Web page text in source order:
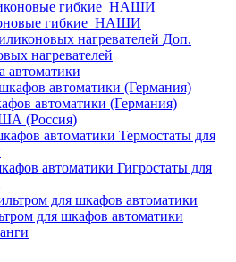
гибкие_НАШИ
Доп.
нагревателей
автоматики
автоматики (Германия)
(Россия)
Термостаты для
Гигростаты для
для шкафов автоматики